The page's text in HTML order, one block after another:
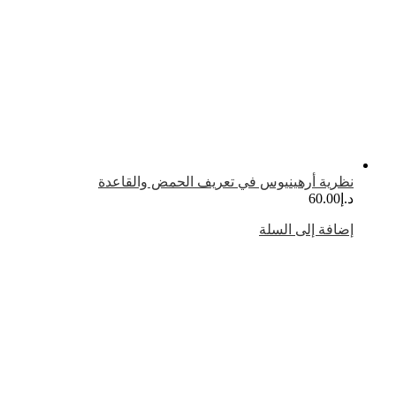
أرهينيوس في تعريف الحمض والقاعدة
إلى السلة